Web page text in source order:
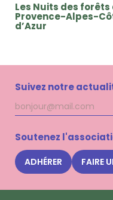
Les Nuits des forêts
Provence-Alpes-
d’Azur
Suivez notre
Adresse
mail
Soutenez
ADHÉRER FAIRE